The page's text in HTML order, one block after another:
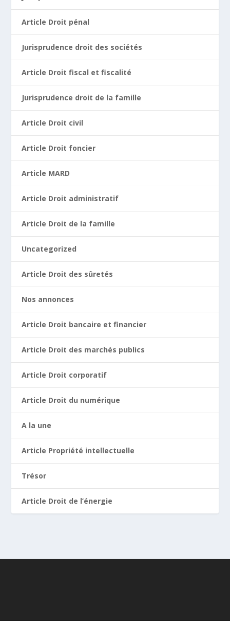
Article Droit pénal
Jurisprudence droit des sociétés
Article Droit fiscal et fiscalité
Jurisprudence droit de la famille
Article Droit civil
Article Droit foncier
Article MARD
Article Droit administratif
Article Droit de la famille
Uncategorized
Article Droit des sûretés
Nos annonces
Article Droit bancaire et financier
Article Droit des marchés publics
Article Droit corporatif
Article Droit du numérique
A la une
Article Propriété intellectuelle
Trésor
Article Droit de l’énergie